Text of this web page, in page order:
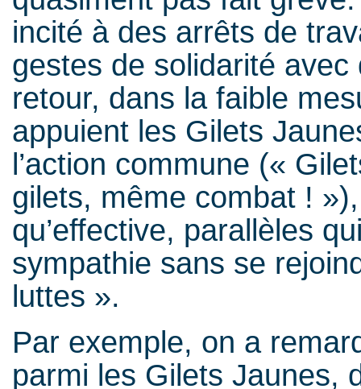
incité à des arrêts de
gestes de solidarité
retour, dans la faible
appuient les Gilets
l’action commune («
gilets, même combat !
qu’effective, parallèles
sympathie sans se
luttes ».
Par exemple, on a
parmi les Gilets Jaunes,